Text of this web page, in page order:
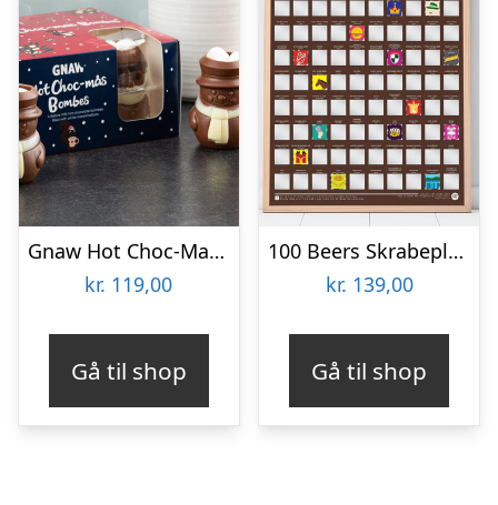
Gnaw Hot Choc-Mas chokoladebomber til varm chokolade
kr. 119,00
Gå til shop
100 Beers Skrabeplakat
kr. 139,00
Gå til shop